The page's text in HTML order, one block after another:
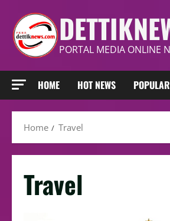
PORTAL MEDIA ONLINE
HOME HOT NEWS POPULAR
Home Travel
Travel